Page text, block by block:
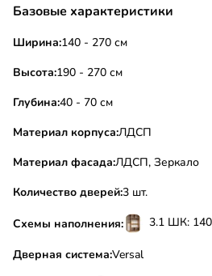
Базовые характеристики
Ширина:140 - 270 см
Высота:190 - 270 см
Глубина:40 - 70 см
Материал корпуса:ЛДСП
Материал фасада:ЛДСП, Зеркало
Количество дверей:3 шт.
Схемы наполнения: 3.1 ШК:
Дверная система:Versal